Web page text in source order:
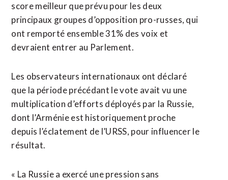
score meilleur que prévu pour les deux
principaux groupes d’opposition pro-russes, qui ​
ont remporté ensemble 31% des voix et
devraient entrer au Parlement.
Les observateurs internationaux ont déclaré
que la période précédant le vote avait vu une
multiplication d’efforts déployés par la Russie,
dont l’Arménie est historiquement proche
depuis l’éclatement de l’URSS, pour influencer le
résultat.
« La Russie a exercé une pression sans